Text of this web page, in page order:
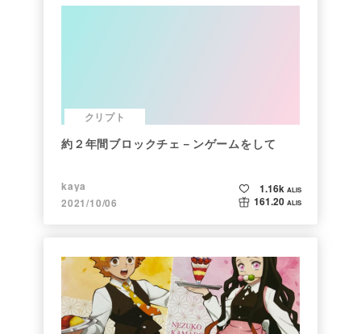
クリプト
約２年間ブロックチェ－ンゲームをして
kaya
2021/10/06
1.16k ALIS
161.20 ALIS